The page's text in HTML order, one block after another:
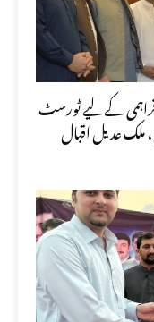
کے لیے ٹورسٹ
ملک عدیل اقبال